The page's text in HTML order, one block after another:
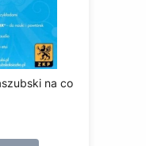
na co